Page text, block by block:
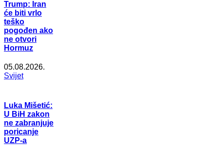
Trump: Iran
će biti vrlo
teško
pogođen ako
ne otvori
Hormuz
05.08.2026.
Svijet
Luka Mišetić:
U BiH zakon
ne zabranjuje
poricanje
UZP-a